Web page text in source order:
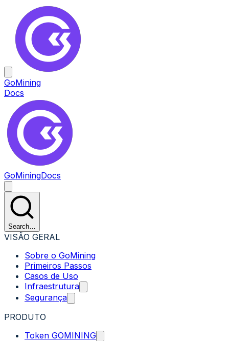
GoMining
Docs
GoMiningDocs
Search…
VISÃO GERAL
Sobre o GoMining
Primeiros Passos
Casos de Uso
Infraestrutura
Segurança
PRODUTO
Token GOMINING